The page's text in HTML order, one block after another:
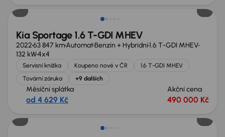
Kia Sportage 1.6 T-GDI MHEV
202263 847 kmAutomatBenzín + Hybridní1.6 T-GDI MHEV
132 kW4x4
Servisní knížka Koupeno nové v ČR
1.6 T-GDI MHEV
Tovární záruka
+9 dalších
Měsíční splátka
od 4 629 Kč
Akční cena
490 000 Kč